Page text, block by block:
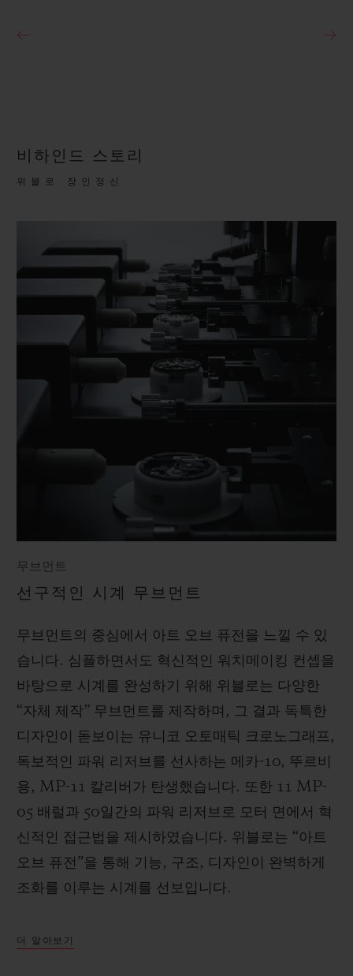
비하인드 스토리
위블로 장인정신
무브먼트
선구적인 시계 무브먼트
무브먼트의 중심에서 아트 오브 퓨전을 느낄 수 있
습니다. 심플하면서도 혁신적인 워치메이킹 컨셉을
바탕으로 시계를 완성하기 위해 위블로는 다양한
“자체 제작” 무브먼트를 제작하며, 그 결과 독특한
디자인이 돋보이는 유니코 오토매틱 크로노그래프,
독보적인 파워 리저브를 선사하는 메카-10, 뚜르비
용, MP-11 칼리버가 탄생했습니다. 또한 11 MP-
05 배럴과 50일간의 파워 리저브로 모터 면에서 혁
신적인 접근법을 제시하였습니다. 위블로는 “아트
오브 퓨전”을 통해 기능, 구조, 디자인이 완벽하게
조화를 이루는 시계를 선보입니다.
더 알아보기